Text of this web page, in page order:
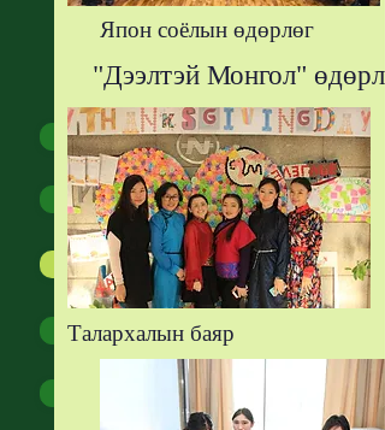
ОЮУТНЫ
БУЛАН
Эвент
Клуб
Тэмцээн уралдаан
Төгсөгчид
Тэтгэлэг
Япон соёлын өдөрлөг
"Дээлтэй Монгол"
Талархалын баяр